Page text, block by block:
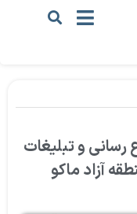
رسانی و تبلیغات
آزاد ماکو